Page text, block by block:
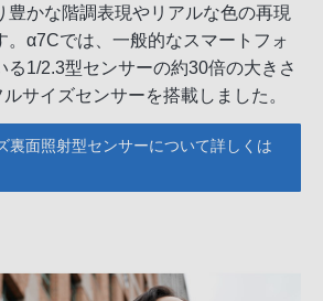
豊かな階調表現やリアルな色の再現
。α7Cでは、一般的なスマートフォ
る1/2.3型センサーの約30倍の大きさ
サイズセンサーを搭載しました。
裏面照射型センサーについて詳しくは